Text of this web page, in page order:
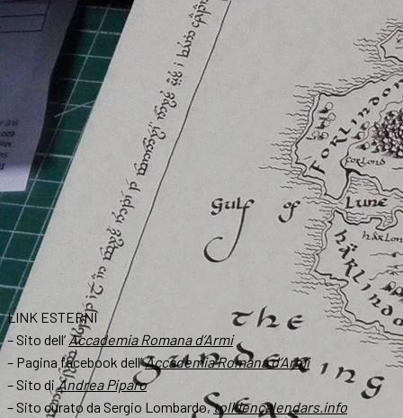
LINK ESTERNI
– Sito dell’ Accademia Romana d’Armi
– Pagina facebook dell’Accademia Romana d’Armi
– Sito diAndrea Piparo
– Sito curato da Sergio Lombardo,tolkiencalendars.info